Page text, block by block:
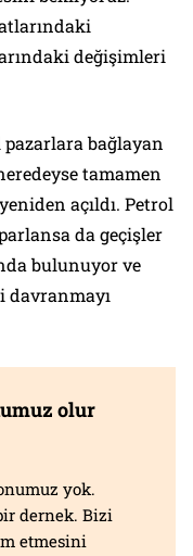
değişimleri
bağlayan
tamamen
açıldı. Petrol
da geçişler
bulunuyor ve
davranmayı
olur
yok.
dernek. Bizi
etmesini